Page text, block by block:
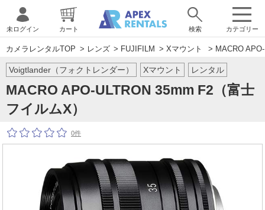
カテゴリー
未ログイン カート 検索
カメラレンタルTOP > レンズ > FUJIFILM > Xマウント > MACRO
Voigtlander（フォクトレンダー）
MACRO APO-ULTRON 35mm F2（富士
フイルムX）
Xマウント レンタル
0件